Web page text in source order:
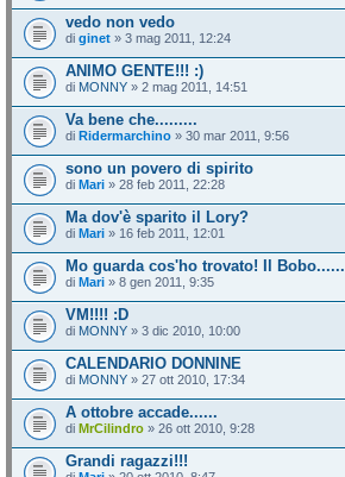
vedo non vedo
di ginet » 3 mag 2011, 12:24
ANIMO GENTE!!! :)
di MONNY » 2 mag 2011, 14:51
Va bene che.........
di Ridermarchino » 30 mar 2011, 9:56
sono un povero di spirito
di Mari » 28 feb 2011, 22:28
Ma dov'è sparito il Lory?
di Mari » 16 feb 2011, 12:01
Mo guarda cos'ho trovato! Il Bobo......
di Mari » 8 gen 2011, 9:35
VM!!!! :D
di MONNY » 3 dic 2010, 10:00
CALENDARIO DONNINE
di MONNY » 27 ott 2010, 17:34
A ottobre accade......
di MrCilindro » 26 ott 2010, 9:28
Grandi ragazzi!!!